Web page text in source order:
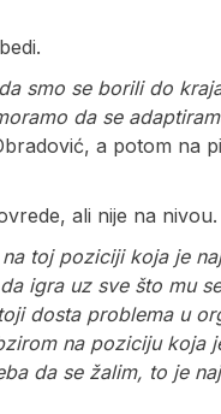
smo se borili do
da se
a potom na
ali nije na nivou.
toj poziciji koja je
igra uz sve što mu
dosta problema u
na poziciju koja
da se žalim, to je